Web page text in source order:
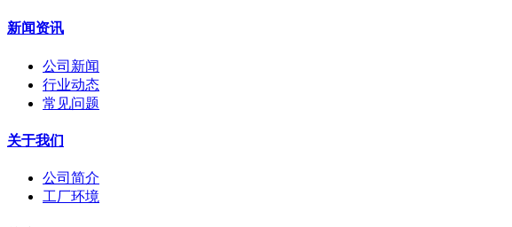
新闻资讯
公司新闻
行业动态
常见问题
关于我们
公司简介
工厂环境